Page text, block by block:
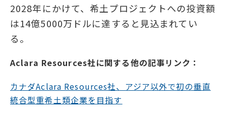
2028年にかけて、希土プロジェクトへの投資額
は14億5000万ドルに達すると見込まれてい
る。
Aclara Resources社に関する他の記事リンク：
カナダAclara Resources社、アジア以外で初の垂直
統合型重希土類企業を目指す